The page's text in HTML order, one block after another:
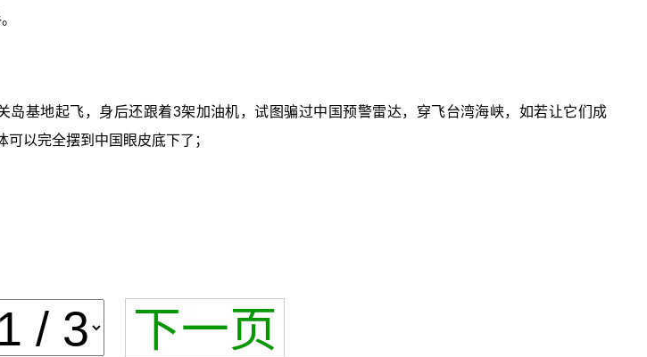
基地起飞，身后还跟着3架加油机，试图骗过中国预警雷达，穿飞台湾海峡，如若让它们成
以完全摆到中国眼皮底下了；
下一页